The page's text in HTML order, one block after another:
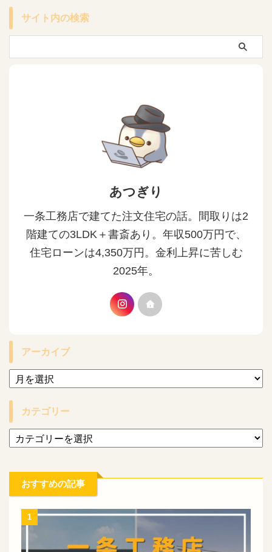
サイト内の検索
あつぎり
一条工務店で建てた注文住宅の話。間取りは2
階建ての3LDK＋書斎あり。年収500万円で、
住宅ローンは4,350万円。金利上昇に苦しむ
2025年。
アーカイブ
カテゴリー
おすすめの記事
1